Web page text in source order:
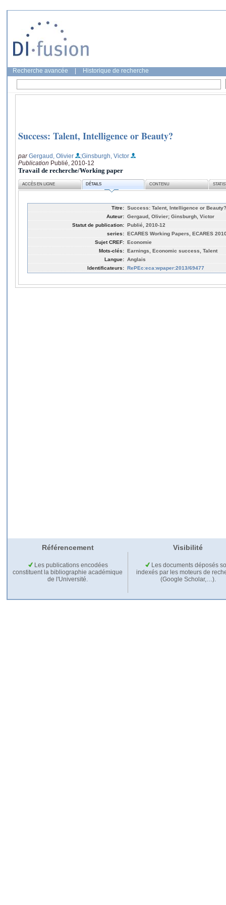
Recherche avancée Historique de recherche
Success: Talent, Intelligence or Beauty?
parGergaud, Olivier
;Ginsburgh, Victor
Publication Publié, 2010-12
Travail de recherche/Working paper
ACCÈS EN LIGNE DÉTAILS CONTENU
Titre: Success: Talent, Intelligence or Beauty?
Auteur: Gergaud, Olivier; Ginsburgh, Victor
Statut de publication: Publié, 2010-12
series: ECARES Working Papers, ECARES
Sujet CREF: Economie
Mots-clés: Earnings, Economic success, Talent
Langue: Anglais
Identificateurs: RePEc:eca:wpaper:2013/69477
Référencement Visibilité
Les publications encodées
constituent la bibliographie académique
de l'Université.
Les documents déposés
indexés par les moteurs de
(Google Scholar,…).